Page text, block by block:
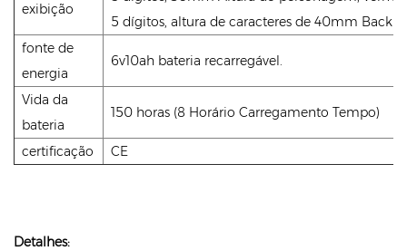
exibição
5 dígitos, altura de caracteres de 40mm Backlit
fonte de
energia
6v10ah bateria recarregável.
Vida da
bateria
150 horas (8 Horário Carregamento Tempo)
certificação CE
Detalhes: